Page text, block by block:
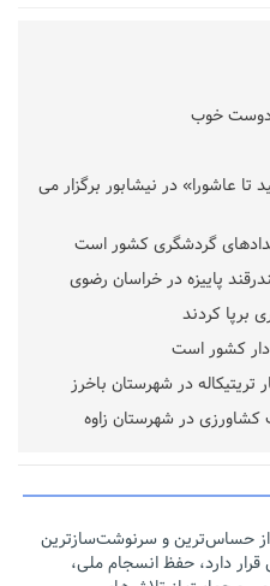
دوست خوب
تا عاشورا» در نیشابور برگزار می
گردشگری کشور است
برپا کردند
کشاورزی در شهرستان زاوه
حساس‌ترین و سرنوشت‌سازترین
دارد، حفظ انسجام ملی،